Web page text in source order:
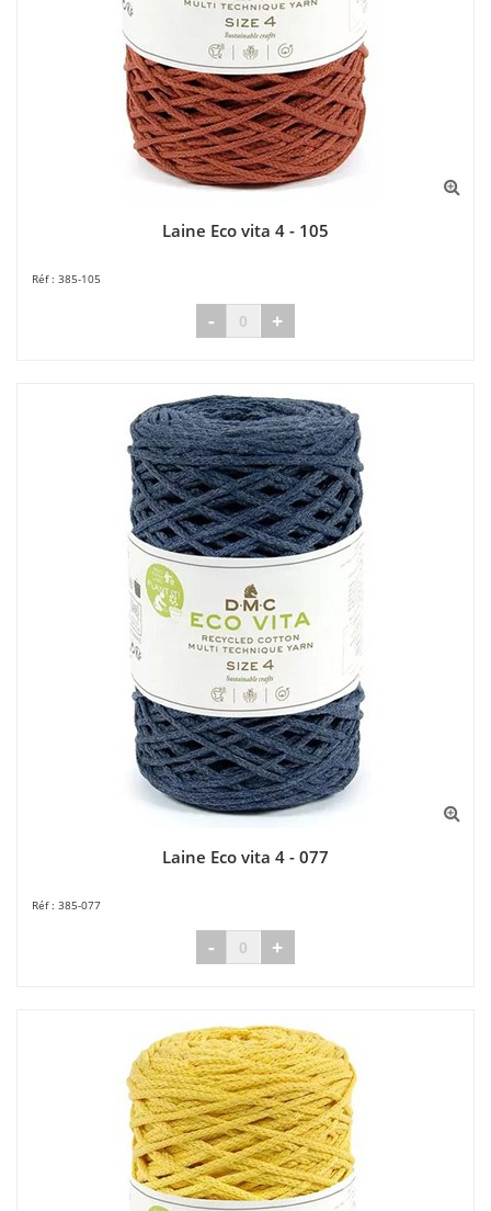
Laine Eco vita 4 - 105
385-105
- +
Laine Eco vita 4 - 077
385-077
- +